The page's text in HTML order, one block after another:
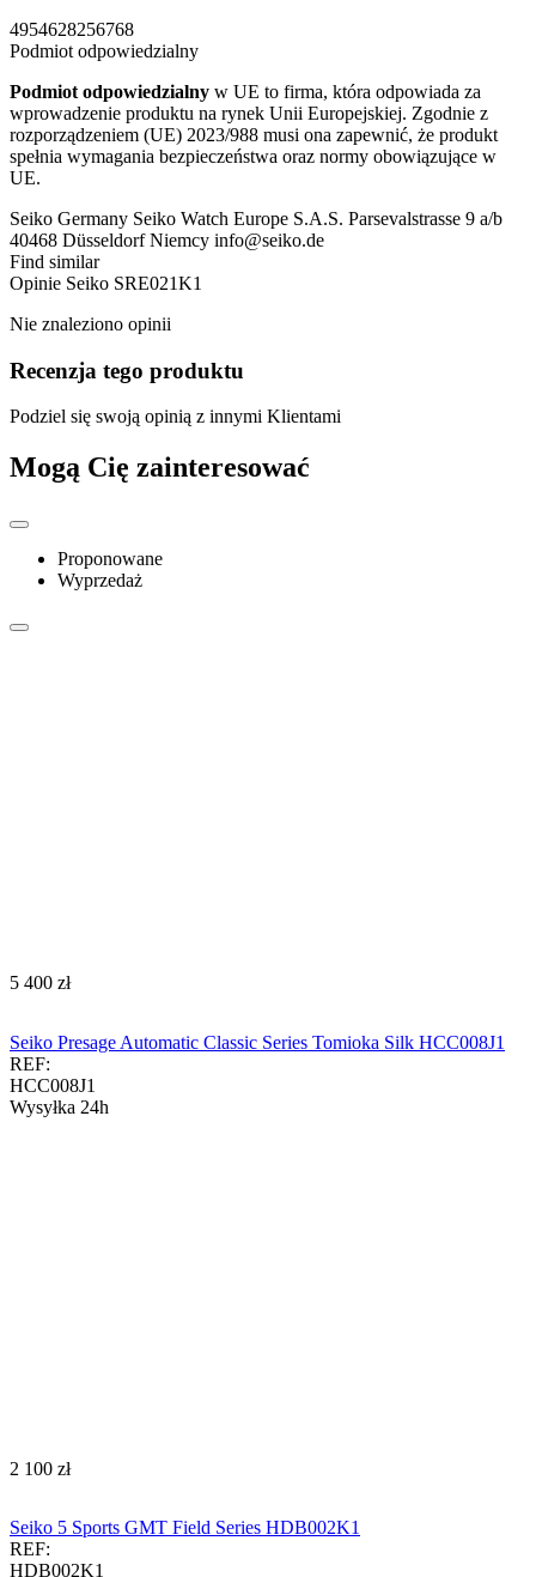
4954628256768
Podmiot odpowiedzialny
Podmiot odpowiedzialny w UE to firma, która odpowiada za
wprowadzenie produktu na rynek Unii Europejskiej. Zgodnie z
rozporządzeniem (UE) 2023/988 musi ona zapewnić, że produkt
spełnia wymagania bezpieczeństwa oraz normy obowiązujące w
UE.
Seiko Germany Seiko Watch Europe S.A.S. Parsevalstrasse 9 a/b
40468 Düsseldorf Niemcy info@seiko.de
Find similar
Opinie Seiko SRE021K1
Nie znaleziono opinii
Recenzja tego produktu
Podziel się swoją opinią z innymi Klientami
Mogą Cię zainteresować
Proponowane
Wyprzedaż
‍5 400‍ zł
Seiko Presage Automatic Classic Series Tomioka Silk HCC008J1
REF:
HCC008J1
Wysyłka 24h
‍2 100‍ zł
Seiko 5 Sports GMT Field Series HDB002K1
REF:
HDB002K1